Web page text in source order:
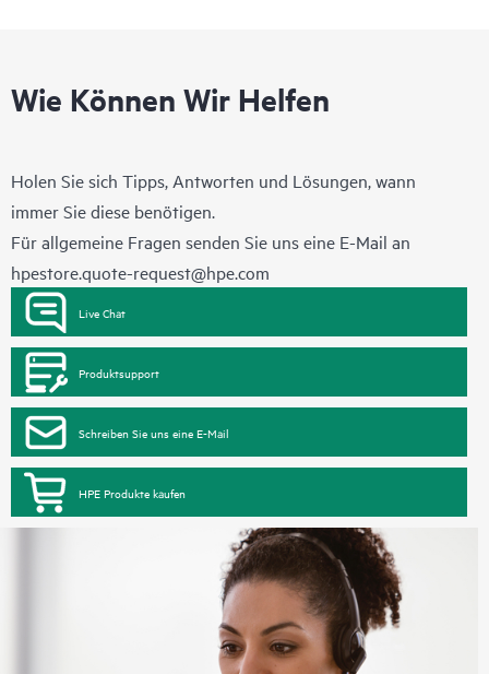
Wie Können Wir Helfen
Holen Sie sich Tipps, Antworten und Lösungen, wann
immer Sie diese benötigen.
Für allgemeine Fragen senden Sie uns eine E-Mail an
hpestore.quote-request@hpe.com
Live Chat
Produktsupport
Schreiben Sie uns eine E-Mail
HPE Produkte kaufen